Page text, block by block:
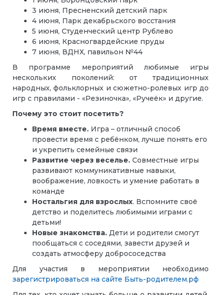
3 июня, Пресненский детский парк
4 июня, Парк декабрьского восстания
5 июня, Студенческий центр Рублево
6 июня, Красногвардейские пруды
7 июня, ВДНХ, павильон №44
В программе мероприятий любимые игры
нескольких поколений: от традиционных
народных, фольклорных и сюжетно-ролевых игр до
игр с правилами - «Резиночка», «Ручеёк» и другие.
Почему это стоит посетить?
Время вместе. Игра – отличный способ
провести время с ребёнком, лучше понять его
и укрепить семейные связи
Развитие через веселье. Совместные игры
развивают коммуникативные навыки,
воображение, ловкость и умение работать в
команде
Ностальгия для взрослых. Вспомните своё
детство и поделитесь любимыми играми с
детьми!
Новые знакомства. Дети и родители смогут
пообщаться с соседями, завести друзей и
создать атмосферу добрососедства
Для участия в мероприятии необходимо
зарегистрироваться на сайте Быть-родителем.рф